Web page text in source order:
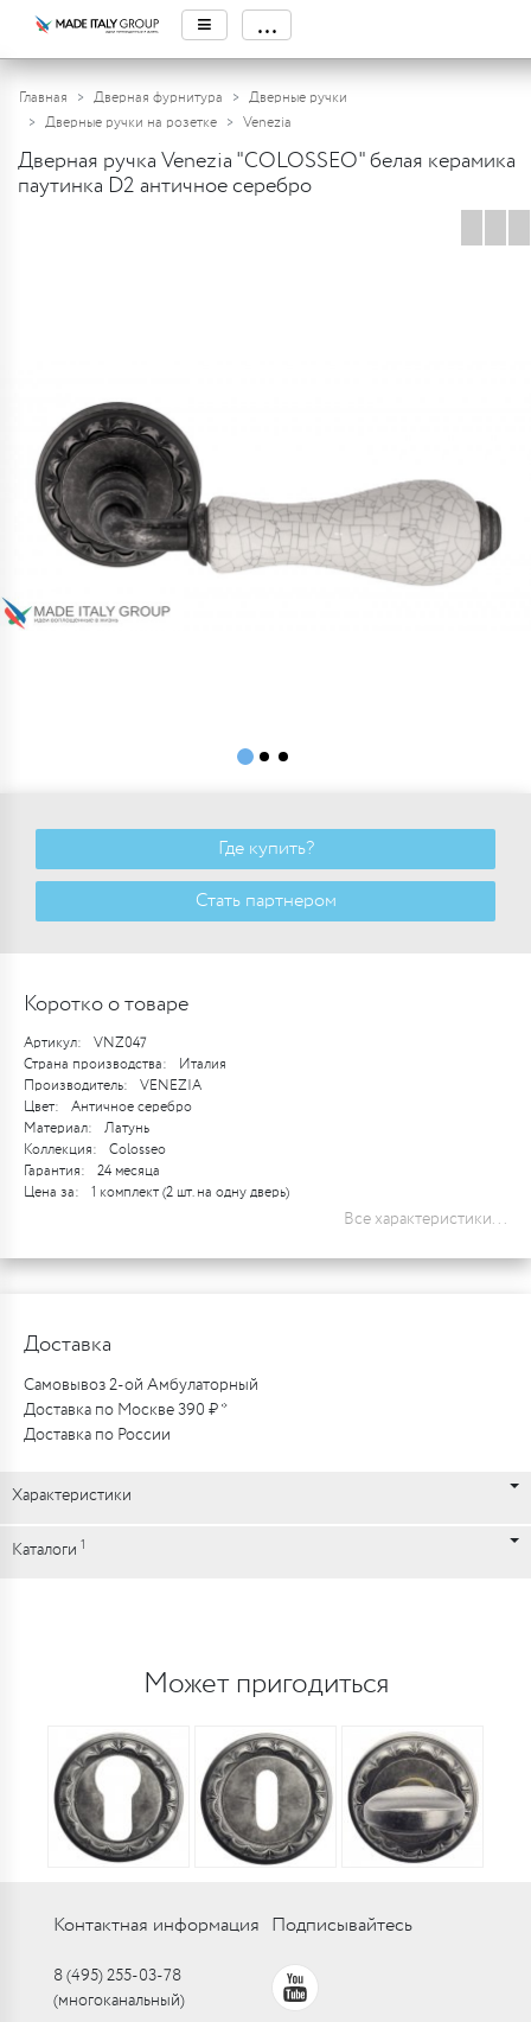
≡ ...
Главная Дверная фурнитура
Дверные ручки
Дверные ручки на розетке
Venezia
Дверная ручка Venezia "COLOSSEO" белая керамика
паутинка D2 античное серебро
Где купить?
Стать партнером
Коротко о товаре
Артикул:
VNZ047
Страна производства:
Италия
Производитель:
VENEZIA
Цвет:
Античное серебро
Материал:
Латунь
Коллекция:
Colosseo
Гарантия:
24 месяца
Цена за:
1 комплект (2 шт. на одну дверь)
Все характеристики...
Доставка
Самовывоз 2-ой Амбулаторный
Доставка по Москве 390 ₽ *
Доставка по России
Характеристики
Каталоги 1
Может пригодиться
Контактная информация
8 (495) 255-03-78
(многоканальный)
Подписывайтесь